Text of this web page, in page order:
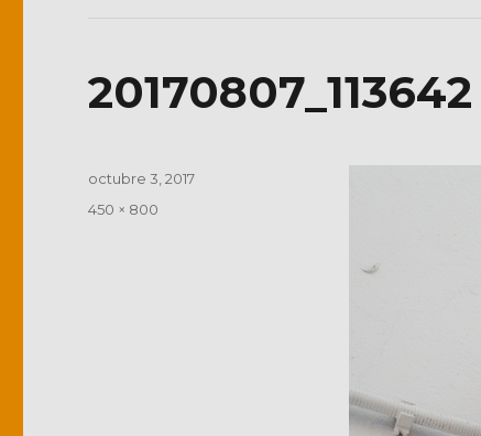
20170807_113642
Publicado
octubre 3, 2017
Tamaño
450 × 800